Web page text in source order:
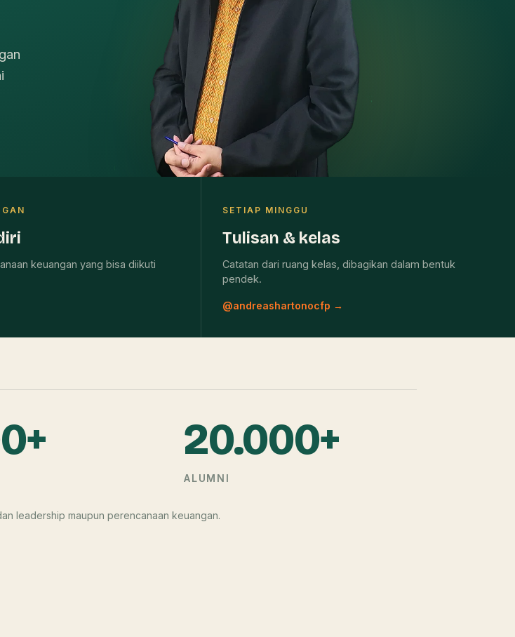
keuangan yang bisa diikuti
SETIAP MINGGU
Tulisan & kelas
Catatan dari ruang kelas, dibagikan dalam bentuk
pendek.
@andreashartonocfp →
20.000+
ALUMNI
leadership maupun perencanaan keuangan.